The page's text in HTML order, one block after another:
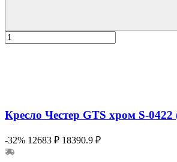
Кресло Честер GTS хром S-
-32% 12683 ₽ 18390.9 ₽